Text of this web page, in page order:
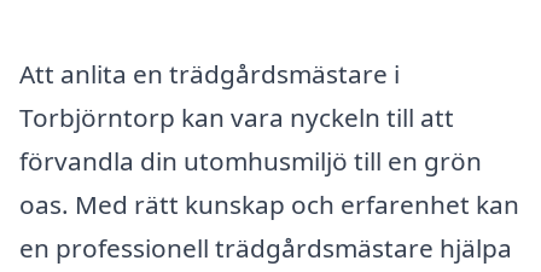
Att anlita en trädgårdsmästare i
Torbjörntorp kan vara nyckeln till att
förvandla din utomhusmiljö till en grön
oas. Med rätt kunskap och erfarenhet kan
en professionell trädgårdsmästare hjälpa